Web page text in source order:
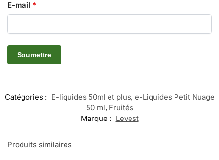
E-mail *
Catégories : E-liquides 50ml et plus, e-Liquides Petit Nuage
50 ml, Fruités
Marque : Levest
Produits similaires